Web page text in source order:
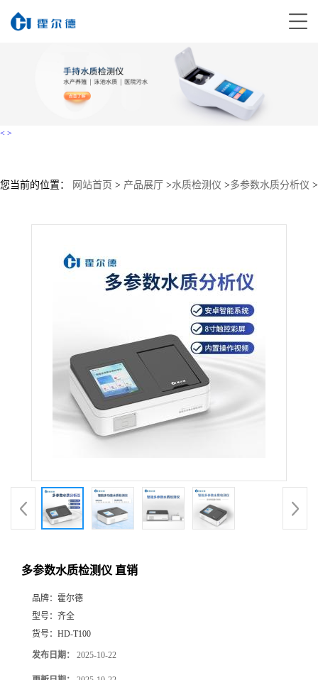
< >
您当前的位置： 网站首页 > 产品展厅 >水质检测仪 >多参数水质分析仪 >
多参数水质检测仪 直销
品牌： 霍尔德
型号： 齐全
货号： HD-T100
发布日期： 2025-10-22